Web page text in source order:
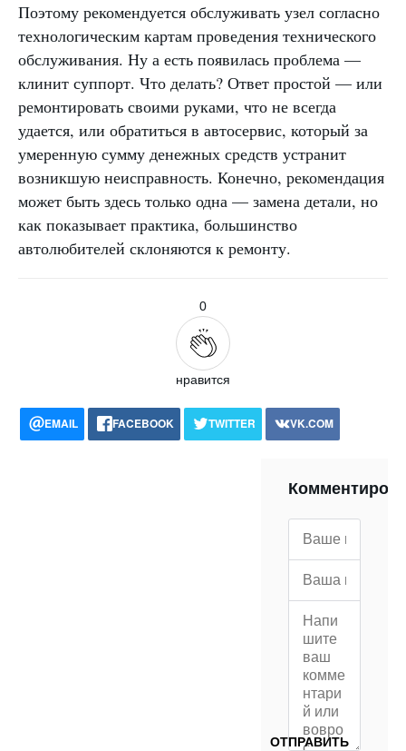
Поэтому рекомендуется обслуживать узел согласно
технологическим картам проведения технического
обслуживания. Ну а есть появилась проблема —
клинит суппорт. Что делать? Ответ простой — или
ремонтировать своими руками, что не всегда
удается, или обратиться в автосервис, который за
умеренную сумму денежных средств устранит
возникшую неисправность. Конечно, рекомендация
может быть здесь только одна — замена детали, но
как показывает практика, большинство
автолюбителей склоняются к ремонту.
0
нравится
EMAIL FACEBOOK TWITTER
VK.COM